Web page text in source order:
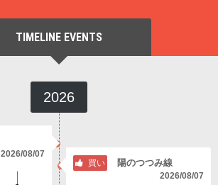
TIMELINE EVENTS
2026
2026/08/07
買い 陽のつつみ線
2026/08/07